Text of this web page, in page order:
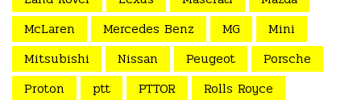
McLaren
Mercedes Benz MG
Mini
Mitsubishi
Nissan Peugeot
Porsche
Proton
ptt PTTOR
Rolls Royce